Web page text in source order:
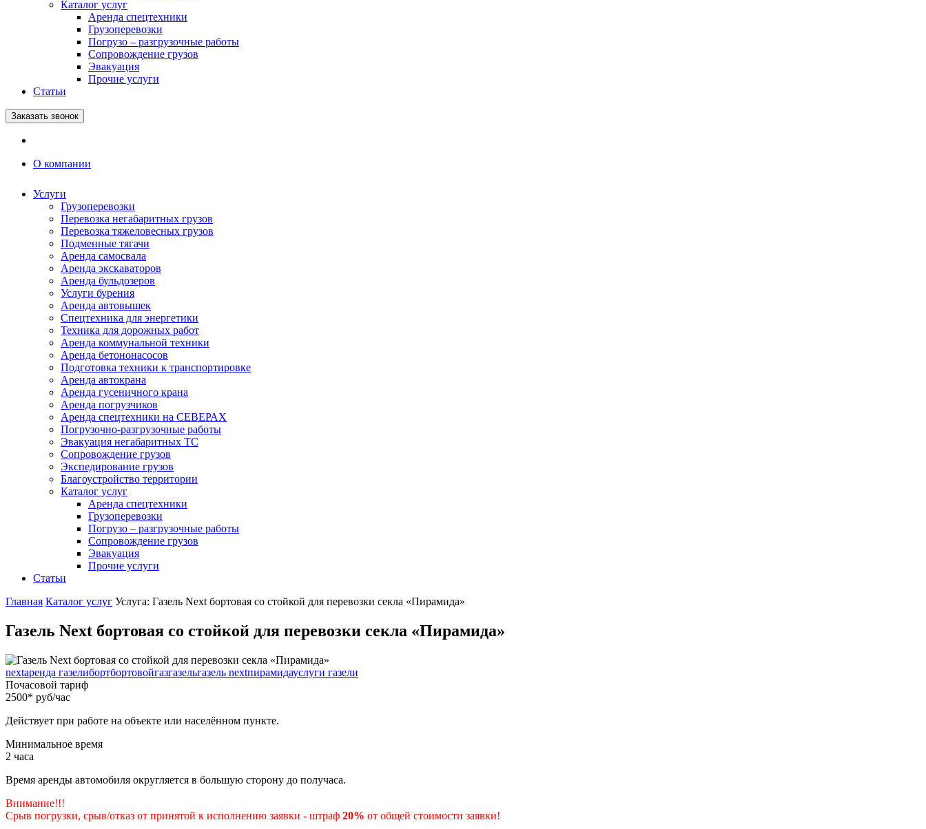
Каталог услуг
Аренда спецтехники
Грузоперевозки
Погрузо – разгрузочные работы
Сопровождение грузов
Эвакуация
Прочие услуги
Статьи
Заказать звонок
О компании
Услуги
Грузоперевозки
Перевозка негабаритных грузов
Перевозка тяжеловесных грузов
Подменные тягачи
Аренда самосвала
Аренда экскаваторов
Аренда бульдозеров
Услуги бурения
Аренда автовышек
Спецтехника для энергетики
Техника для дорожных работ
Аренда коммунальной техники
Аренда бетононасосов
Подготовка техники к транспортировке
Аренда автокрана
Аренда гусеничного крана
Аренда погрузчиков
Аренда спецтехники на СЕВЕРАХ
Погрузочно-разгрузочные работы
Эвакуация негабаритных ТС
Сопровождение грузов
Экспедирование грузов
Благоустройство территории
Каталог услуг
Аренда спецтехники
Грузоперевозки
Погрузо – разгрузочные работы
Сопровождение грузов
Эвакуация
Прочие услуги
Статьи
Главная Каталог услуг Услуга: Газель Next бортовая со стойкой для перевозки секла «Пирамида»
Газель Next бортовая со стойкой для перевозки секла «Пирамида»
nextаренда газелибортбортовойгазгазельгазель nextпирамидауслуги газели
Почасовой тариф
2500* руб/час
Действует при работе на объекте или населённом пункте.
Минимальное время
2 часа
Время аренды автомобиля округляется в большую сторону до получаса.
Внимание!!!
Срыв погрузки, срыв/отказ от принятой к исполнению заявки - штраф 20% от общей стоимости заявки!